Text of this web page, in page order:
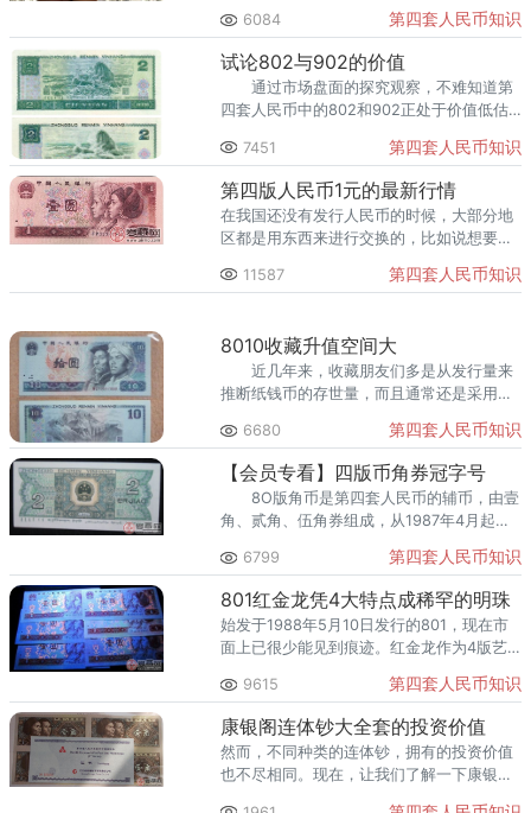
6084
第四套人民币知识
试论802与902的价值
通过市场盘面的探究观察，不难知道第
四套人民币中的802和902正处于价值低估
币中的80年2元和90年2元纸币。
7451 第四套人民币知识
第四版人民币1元的最新行情
在我国还没有发行人民币的时候，大部分地
区都是用东西来进行交换的，比如说想要粮
交换。但是发行了人民币之后就正规多了，
11587 第四套人民币知识
8010收藏升值空间大
近几年来，收藏朋友们多是从发行量来
推断纸钱币的存世量，而且通常还是采用了
果肯定和发行量成正比关系的，即是发行量
越大存世量越多的观点。
6680 第四套人民币知识
【会员专看】四版币角券冠字号
8O版角币是第四套人民币的辅币，由壹
角、贰角、伍角券组成，从1987年4月起在
使用频率高，且属地区性投放，不少早期冠
号绝大部分已经回笼，存世稀罕。
6799 第四套人民币知识
801红金龙凭4大特点成稀罕的明珠
始发于1988年5月10日发行的801，现在市
面上已很少能见到痕迹。红金龙作为4版艺
好者和投资者的普遍爱戴。
9615 第四套人民币知识
康银阁连体钞大全套的投资价值
然而，不同种类的连体钞，拥有的投资价值
也不尽相同。现在，让我们了解一下康银阁